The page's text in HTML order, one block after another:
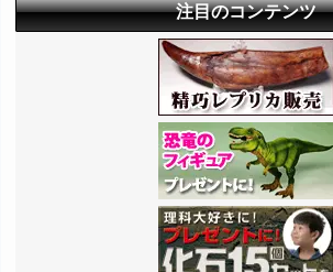
注目のコンテンツ